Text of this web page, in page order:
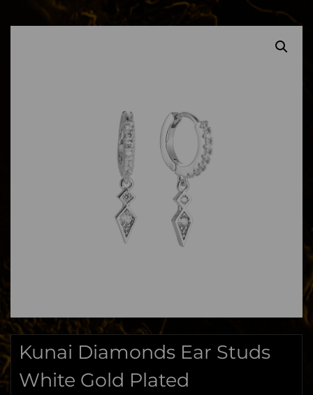
Kunai Diamonds Ear Studs
White Gold Plated